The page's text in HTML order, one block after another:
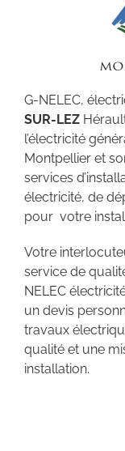
G-NELEC,
SUR-LEZ
l’électricité
Montpellier et
services
électricité, de
pour votre
Votre
service de
NELEC
un devis
travaux
qualité et une
installation.